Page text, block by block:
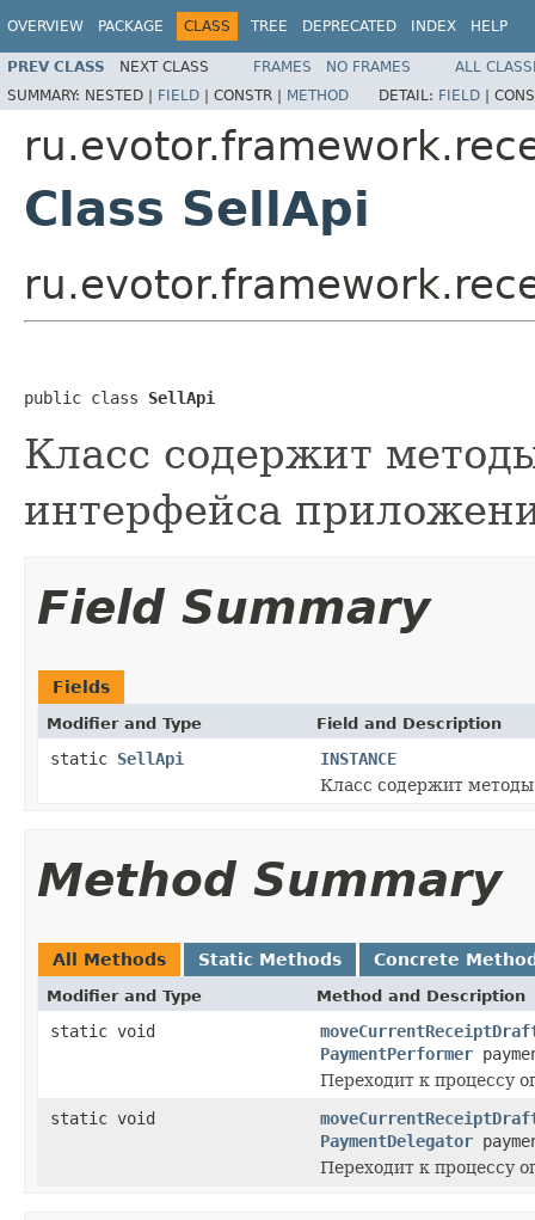
OVERVIEW PACKAGE CLASS TREE DEPRECATED INDEX HELP
PREV CLASS NEXT CLASS FRAMES NO FRAMES
ALL
SUMMARY: NESTED | FIELD | CONSTR | METHOD DETAIL: FIELD |
Class SellApi
public class SellApi
Класс содержит
интерфейса
Field Summary
Fields
Modifier and Type Field and Description
static SellApi
INSTANCE
Класс содержит
Method Summary
All Methods Static Methods Concrete
Modifier and Type Method and Description
static void
PaymentPerformer
Переходит к процессу
static void
PaymentDelegator
Переходит к процессу